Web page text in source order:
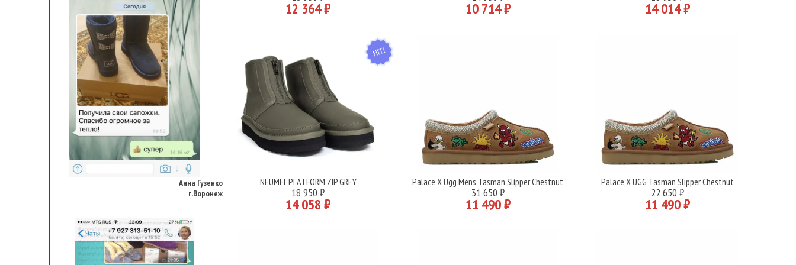
Анна Гузенко
г.Воронеж
12 364 ₽ 10 714 ₽ 14 014 ₽
HIT
Подробнее
NEUMEL PLATFORM ZIP GREY
18 950 ₽
14 058 ₽
Подробнее
Palace X Ugg Mens Tasman Slipper Chestnut
31 650 ₽
11 490 ₽
Подробнее
Palace X UGG Tasman Slipper Chestnut
22 650 ₽
11 490 ₽